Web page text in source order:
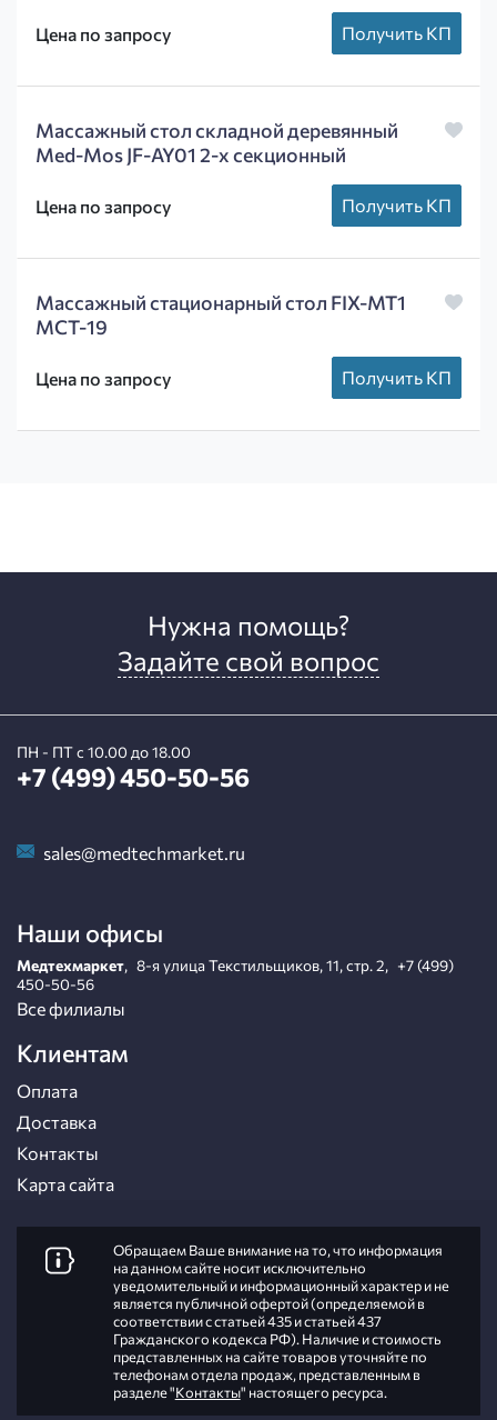
Цена по запросу Получить КП
Массажный стол складной деревянный
Med-Mos JF-AY01 2-х секционный
Цена по запросу Получить КП
Массажный стационарный стол FIX-MT1
МСТ-19
Цена по запросу Получить КП
Нужна помощь?
Задайте свой вопрос
ПН - ПТ с 10.00 до 18.00
+7 (499) 450-50-56
sales@medtechmarket.ru
Наши офисы
Медтехмаркет, 8-я улица Текстильщиков, 11, стр. 2, +7 (499)
450-50-56
Все филиалы
Клиентам
Оплата
Доставка
Контакты
Карта сайта
Обращаем Ваше внимание на то, что информация
на данном сайте носит исключительно
уведомительный и информационный характер и не
является публичной офертой (определяемой в
соответствии с статьей 435 и статьей 437
Гражданского кодекса РФ). Наличие и стоимость
представленных на сайте товаров уточняйте по
телефонам отдела продаж, представленным в
разделе "Контакты" настоящего ресурса.